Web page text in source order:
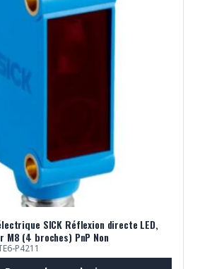
SICK Réflexion directe LED,
M8 (4 broches) PnP Non
P4211